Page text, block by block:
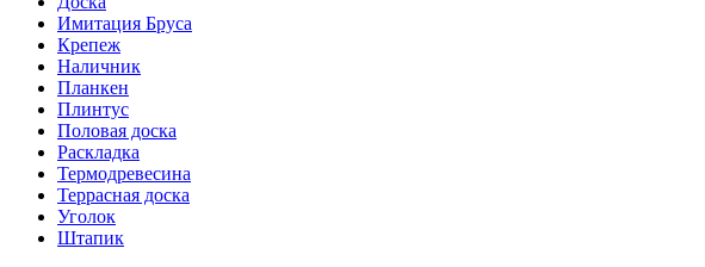
Имитация Бруса
Крепеж
Наличник
Планкен
Плинтус
Половая доска
Раскладка
Термодревесина
Террасная доска
Уголок
Штапик